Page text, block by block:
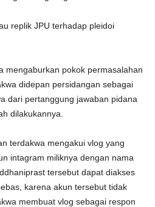
replik JPU terhadap pleidoi
mengaburkan pokok permasalahan
didepan persidangan sebagai
dari pertanggung jawaban pidana
dilakukannya.
terdakwa mengakui vlog yang
intagram miliknya dengan nama
tersebut dapat diakses
karena akun tersebut tidak
membuat vlog sebagai respon